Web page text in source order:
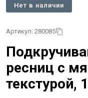
Нет в наличии
Артикул: 280085
ресниц с
текстурой,